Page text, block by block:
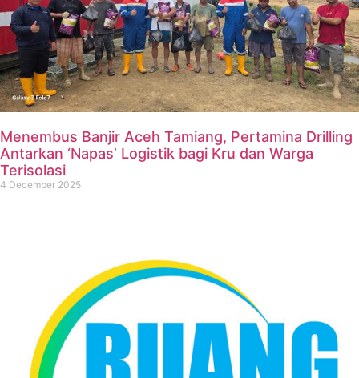
Menembus Banjir Aceh Tamiang, Pertamina Drilling
Antarkan ‘Napas’ Logistik bagi Kru dan Warga
Terisolasi
4 December 2025